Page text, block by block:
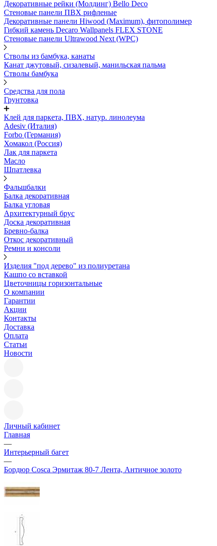
Декоративные рейки (Молдинг) Bello Deco
Стеновые панели ПВХ рифленые
Декоративные панели Hiwood (Maximum), фитополимер
Гибкий камень Decaro Wallpanels FLEX STONE
Стеновые панели Ultrawood Next (WPC)
Стволы из бамбука, канаты
Канат джутовый, сизалевый, манильская пальма
Стволы бамбука
Средства для пола
Грунтовка
Клей для паркета, ПВХ, натур. линолеума
Adesiv (Италия)
Forbo (Германия)
Хомакол (Россия)
Лак для паркета
Масло
Шпатлевка
Фальшбалки
Балка декоративная
Балка угловая
Архитектурный брус
Доска декоративная
Бревно-балка
Откос декоративный
Ремни и консоли
Изделия "под дерево" из полиуретана
Кашпо со вставкой
Цветочницы горизонтальные
О компании
Гарантии
Акции
Контакты
Доставка
Оплата
Статьи
Новости
Личный кабинет
Главная
—
Интерьерный багет
—
Бордюр Cosca Эрмитаж 80-7 Лента, Античное золото